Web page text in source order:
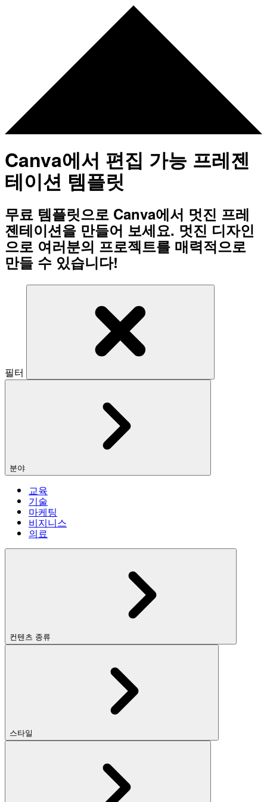
Canva에서 편집 가능 프레젠
테이션 템플릿
무료 템플릿으로 Canva에서 멋진 프레
젠테이션을 만들어 보세요. 멋진 디자인
으로 여러분의 프로젝트를 매력적으로
만들 수 있습니다!
필터
분야
교육
기술
마케팅
비지니스
의료
컨텐츠 종류
스타일